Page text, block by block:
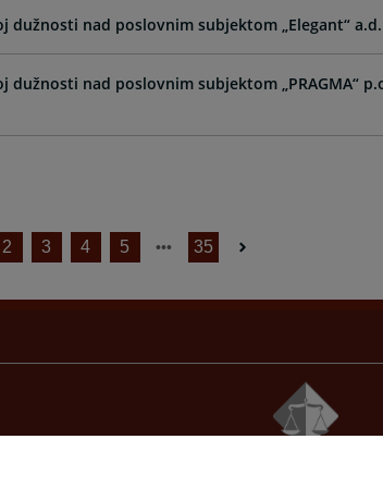
nad poslovnim subjektom „Elegant“
nad poslovnim subjektom „PRAGMA“
2 3 4 5 35